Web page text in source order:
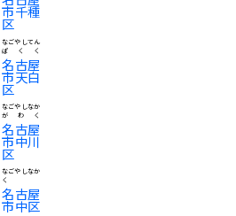
市千種
区
名古屋
市天白
区
なごやしてん
ぱくく
名古屋
市中川
区
なごやしなか
がわく
名古屋
市中区
なごやしなか
く